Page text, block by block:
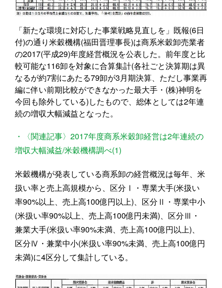
「新たな環境に対応した事業戦略見直しを」既報(6日
付)の通り米穀機構(福田晋理事長)は商系米穀卸売業者
の2017(平成29)年度経営概況を公表した。前年度と比
較可能な116卸を対象に合算集計(各社ごと決算期は異
なるが約7割にあたる79卸が3月期決算、ただし事業再
編に伴い前期比較ができなかった最大手・(株)神明を
今回も除外している)したもので、総体としては2年連
続の増収大幅減益となった。
・〈関連記事〉2017年度商系米穀卸経営は2年連続の
増収大幅減益/米穀機構調べ(1)
米穀機構が発表している商系卸の経営概況は毎年、米
扱い率と売上高規模から、区分Ⅰ・専業大手(米扱い
率90%以上、売上高100億円以上)、区分Ⅱ・専業中小
(米扱い率90%以上、売上高100億円未満)、区分Ⅲ・
兼業大手(米扱い率90%未満、売上高100億円以上)、
区分Ⅳ・兼業中小(米扱い率90%未満、売上高100億円
未満)に4区分して集計している。